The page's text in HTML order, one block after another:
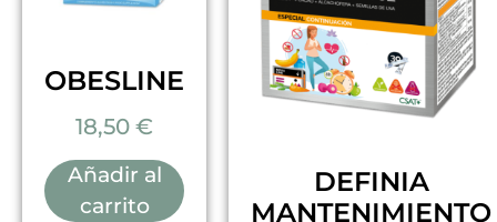
OBESLINE
18,50 €
Añadir al
carrito
DEFINIA
MANTENIMIENTO